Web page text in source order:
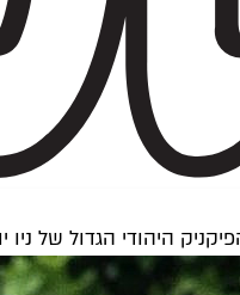
היהודי הגדול של ניו